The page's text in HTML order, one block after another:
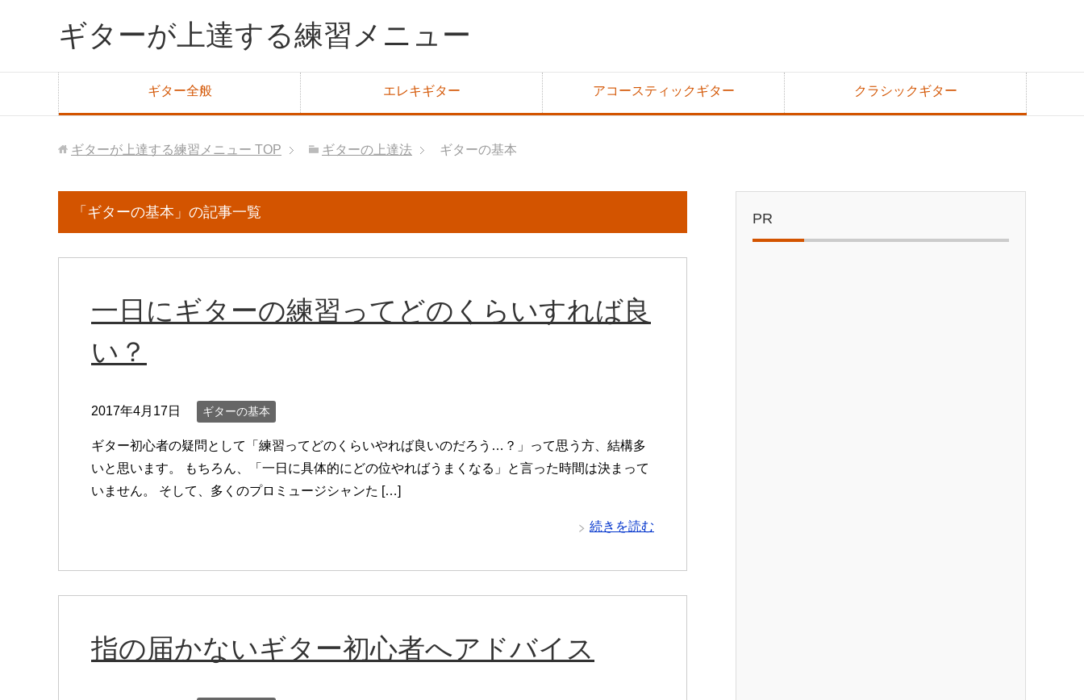
ギターが上達する練習メニュー
ギター全般 エレキギター アコースティックギター クラシックギター
ギターが上達する練習メニュー TOP ギターの上達法 ギターの基本
「ギターの基本」の記事一覧
一日にギターの練習ってどのくらいすれば良
い？
2017年4月17日 ギターの基本
ギター初心者の疑問として「練習ってどのくらいやれば良いのだろう…？」って思う方、結構多
いと思います。 もちろん、「一日に具体的にどの位やればうまくなる」と言った時間は決まって
いません。 そして、多くのプロミュージシャンた […]
続きを読む
指の届かないギター初心者へアドバイス
PR